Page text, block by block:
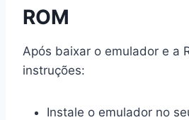
ROM
Após baixar o emulador e a
instruções:
Instale o emulador no